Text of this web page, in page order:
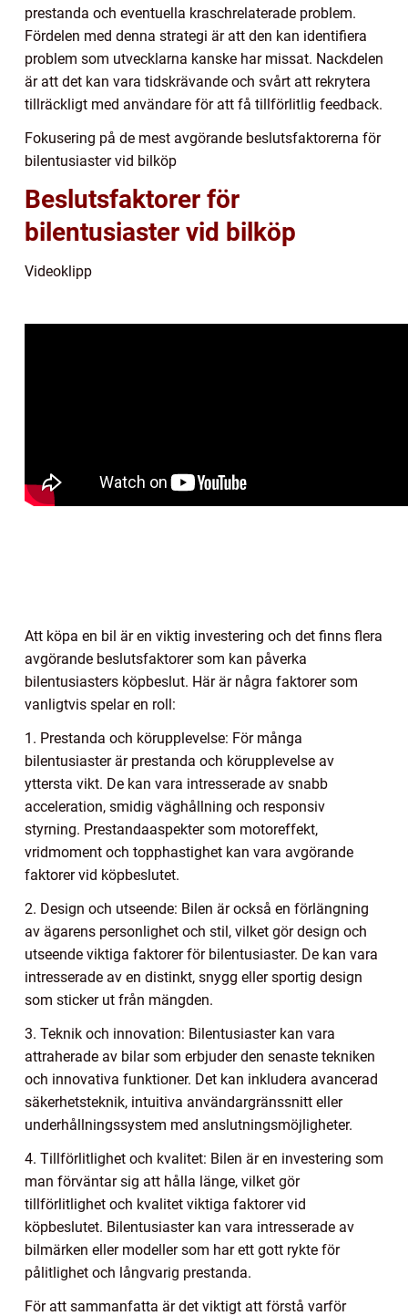
prestanda och eventuella kraschrelaterade problem.
Fördelen med denna strategi är att den kan identifiera
problem som utvecklarna kanske har missat. Nackdelen
är att det kan vara tidskrävande och svårt att rekrytera
tillräckligt med användare för att få tillförlitlig feedback.
Fokusering på de mest avgörande beslutsfaktorerna för
bilentusiaster vid bilköp
Beslutsfaktorer för
bilentusiaster vid bilköp
Videoklipp
Att köpa en bil är en viktig investering och det finns flera
avgörande beslutsfaktorer som kan påverka
bilentusiasters köpbeslut. Här är några faktorer som
vanligtvis spelar en roll:
1. Prestanda och körupplevelse: För många
bilentusiaster är prestanda och körupplevelse av
yttersta vikt. De kan vara intresserade av snabb
acceleration, smidig väghållning och responsiv
styrning. Prestandaaspekter som motoreffekt,
vridmoment och topphastighet kan vara avgörande
faktorer vid köpbeslutet.
2. Design och utseende: Bilen är också en förlängning
av ägarens personlighet och stil, vilket gör design och
utseende viktiga faktorer för bilentusiaster. De kan vara
intresserade av en distinkt, snygg eller sportig design
som sticker ut från mängden.
3. Teknik och innovation: Bilentusiaster kan vara
attraherade av bilar som erbjuder den senaste tekniken
och innovativa funktioner. Det kan inkludera avancerad
säkerhetsteknik, intuitiva användargränssnitt eller
underhållningssystem med anslutningsmöjligheter.
4. Tillförlitlighet och kvalitet: Bilen är en investering som
man förväntar sig att hålla länge, vilket gör
tillförlitlighet och kvalitet viktiga faktorer vid
köpbeslutet. Bilentusiaster kan vara intresserade av
bilmärken eller modeller som har ett gott rykte för
pålitlighet och långvarig prestanda.
För att sammanfatta är det viktigt att förstå varför